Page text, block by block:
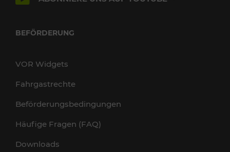
BEFÖRDERUNG
VOR Widgets
Fahrgastrechte
Beförderungsbedingungen
Häufige Fragen (FAQ)
Downloads